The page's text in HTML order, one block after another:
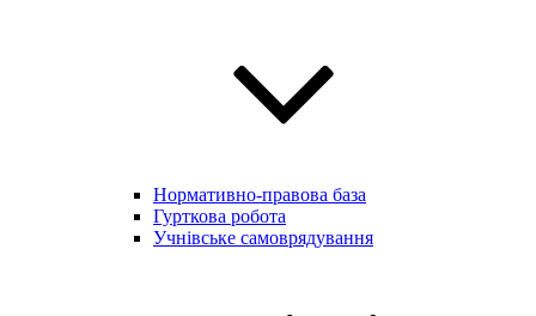
Нормативно-правова база
Гурткова робота
Учнівське самоврядування